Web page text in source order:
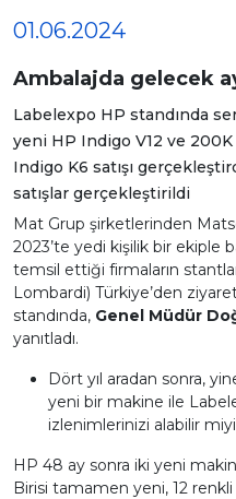
01.06.2024
Ambalajda gelecek
Labelexpo HP standında
yeni HP Indigo V12 ve
Indigo K6 satışı
satışlar gerçekleştirildi
Mat Grup şirketlerinden
2023’te yedi kişilik bir ekiple
temsil ettiği firmaların
Lombardi) Türkiye’den
standında, Genel Müdür
yanıtladı.
Dört yıl aradan sonra,
yeni bir makine ile
izlenimlerinizi alabilir
HP 48 ay sonra iki yeni
Birisi tamamen yeni, 12